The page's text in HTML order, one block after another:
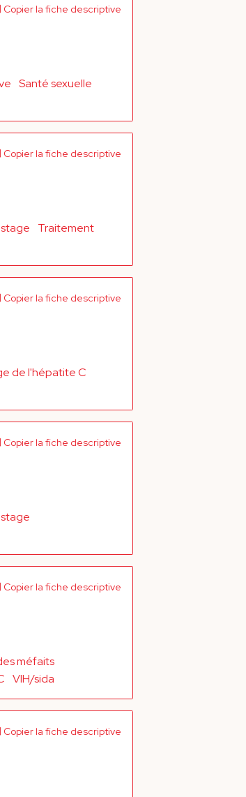
Copier la fiche descriptive
Santé sexuelle
Copier la fiche descriptive
Traitement
Copier la fiche descriptive
de l'hépatite C
Copier la fiche descriptive
Copier la fiche descriptive
méfaits
VIH/sida
Copier la fiche descriptive